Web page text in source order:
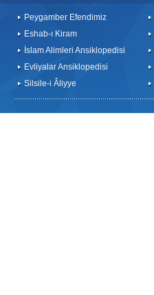
Peygamber Efendimiz
Eshab-ı Kiram
İslam Alimleri Ansiklopedisi
Evliyalar Ansiklopedisi
Silsile-i Âliyye